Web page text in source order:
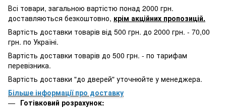
Всі товари, загальною вартістю понад 2000 грн.
доставляються безкоштовно, крім акційних пропозицій.
Вартість доставки товарів від 500 грн. до 2000 грн. - 70,00
грн. по Україні.
Вартість доставки товарів до 500 грн. - по тарифам
перевізника.
Вартість доставки "до дверей" уточнюйте у менеджера.
Більше інформації про доставку
Готівковий розрахунок: